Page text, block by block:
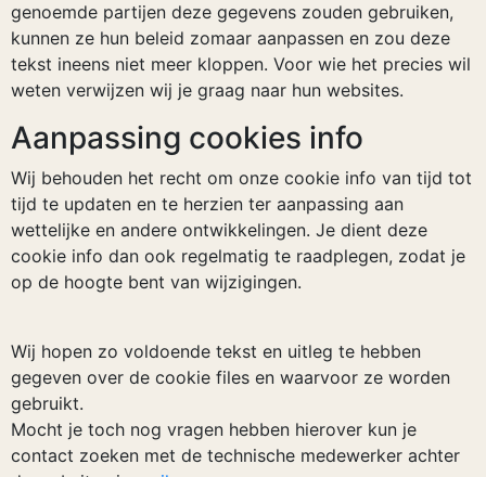
genoemde partijen deze gegevens zouden gebruiken,
kunnen ze hun beleid zomaar aanpassen en zou deze
tekst ineens niet meer kloppen. Voor wie het precies wil
weten verwijzen wij je graag naar hun websites.
Aanpassing cookies info
Wij behouden het recht om onze cookie info van tijd tot
tijd te updaten en te herzien ter aanpassing aan
wettelijke en andere ontwikkelingen. Je dient deze
cookie info dan ook regelmatig te raadplegen, zodat je
op de hoogte bent van wijzigingen.
Wij hopen zo voldoende tekst en uitleg te hebben
gegeven over de cookie files en waarvoor ze worden
gebruikt.
Mocht je toch nog vragen hebben hierover kun je
contact zoeken met de technische medewerker achter